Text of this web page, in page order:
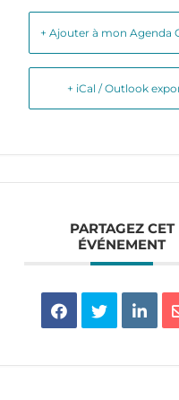
+ Ajouter à mon Agenda
+ iCal / Outlook
PARTAGEZ CET
ÉVÉNEMENT